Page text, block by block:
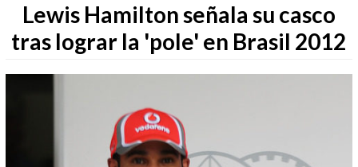
Lewis Hamilton señala su casco
tras lograr la 'pole' en Brasil 2012